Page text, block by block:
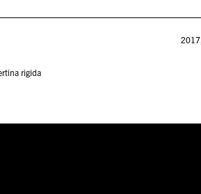
rigida
2017,